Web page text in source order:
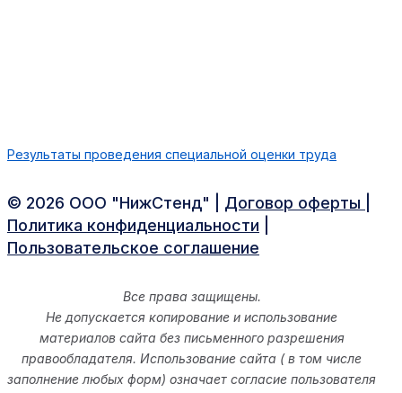
Результаты проведения специальной оценки труда
©️ 2026 ООО "НижСтенд" | Договор оферты
Политика конфиденциальности
Пользовательское cоглашение
Все права защищены.
Не допускается копирование и использование
материалов сайта без письменного разрешения
правообладателя. Использование сайта ( в том числе
заполнение любых форм) означает согласие пользователя